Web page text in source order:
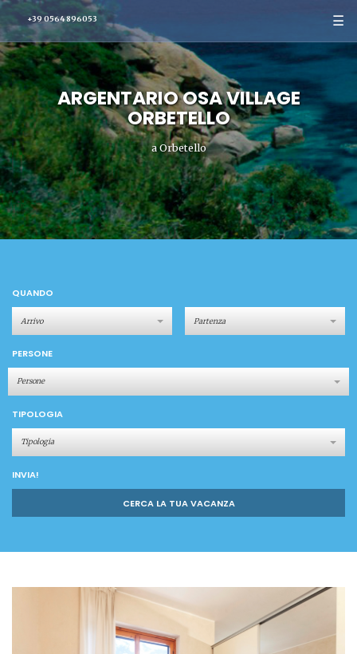
+39 0564 896053 ☰
ARGENTARIO OSA VILLAGE
ORBETELLO
a Orbetello
QUANDO
PERSONE
Persone
TIPOLOGIA
Tipologia
INVIA!
CERCA LA TUA VACANZA